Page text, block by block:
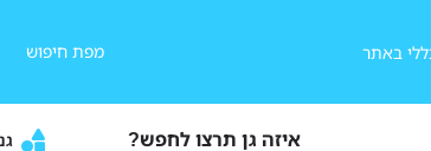
מפת חיפוש
איזה גן תרצו לחפש?